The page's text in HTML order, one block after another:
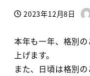
投稿日
2023年12月8日
著
本年も一年、格別
上げます。
また、日頃は格別